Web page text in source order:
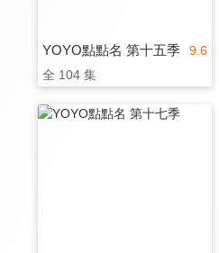
9.6
YOYO點點名 第十五季
全 104 集